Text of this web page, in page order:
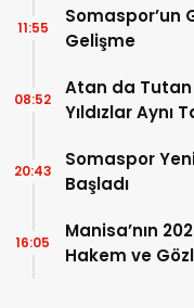
Somaspor’un
Gelişme
11:55
Atan da Tutan
Yıldızlar Aynı
08:52
Somaspor
Başladı
20:43
Manisa’nın
Hakem ve
16:05